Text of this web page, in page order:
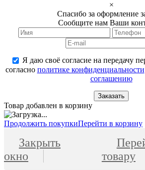
×
Спасибо за оформление
Сообщите нам Ваши
Я даю своё согласие на передачу
согласно политике конфиденциальности
соглашению
Заказать
Товар добавлен в корзину
Продолжить покупкиПерейти в корзину
Закрыть
окно
товару